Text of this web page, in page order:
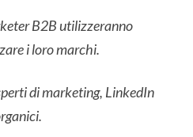
B2B utilizzeranno
i loro marchi.
di marketing, LinkedIn